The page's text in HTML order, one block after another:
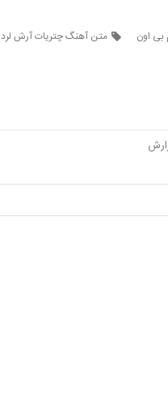
بی اون متن آهنگ چتریات آرش لرد